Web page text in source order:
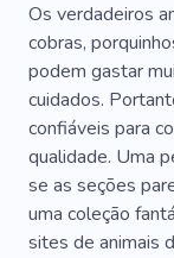
Os verdadeiros
cobras,
podem gastar
cuidados.
confiáveis ​​​​para
qualidade. Uma
se as seções
uma coleção
sites de animais